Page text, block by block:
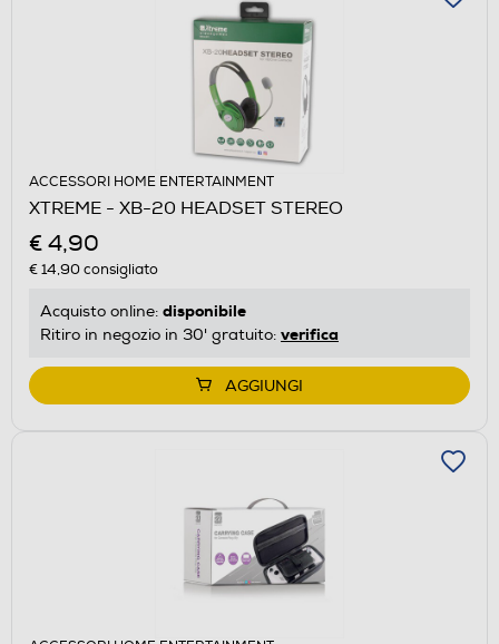
ACCESSORI HOME ENTERTAINMENT
XTREME - XB-20 HEADSET STEREO
€ 4,90
€ 14,90consigliato
Acquisto online: disponibile
Ritiro in negozio in 30' gratuito: verifica
AGGIUNGI